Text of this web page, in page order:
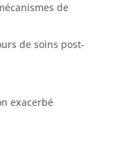
de
de soins post-
exacerbé